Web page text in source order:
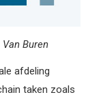
Buren
afdeling
taken zoals